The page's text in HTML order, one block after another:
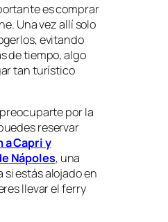
es comprar
Una vez allí solo
evitando
de tiempo, algo
tan turístico
por la
reservar
Capri y
Nápoles, una
estás alojado en
llevar el ferry